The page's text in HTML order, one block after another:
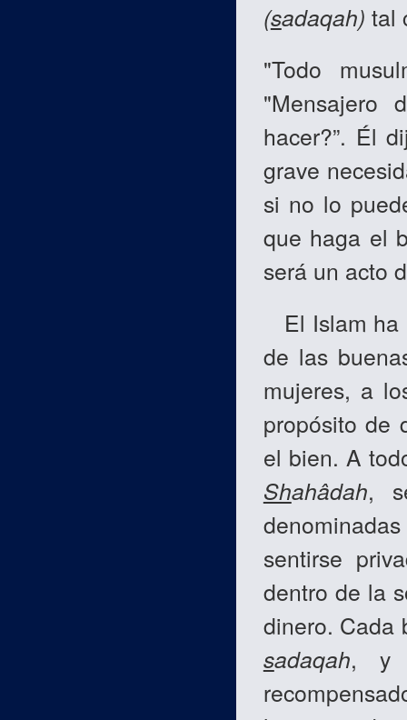
(sadaqah) tal
"Todo
"Mensajero
hacer?”. Él
grave
si no lo
que haga el
será un acto
El Islam ha
de las
mujeres, a
propósito de
el bien. A
Shahâdah,
sentirse
dentro de la
dinero. Cada
sadaqah, y